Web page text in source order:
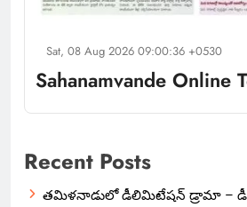
Sat, 08 Aug 2026 09:00:36 +0530
Sahanamvande Online
Recent Posts
తమిళనాడులో డీలిమిటేషన్ డ్రామా –